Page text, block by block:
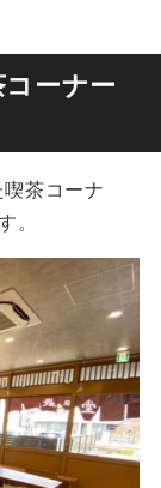
ーナー
茶コーナ
。